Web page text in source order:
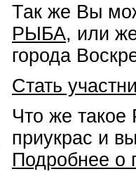
Так же Вы
РЫБА, или
города
Стать
Что же такое
приукрас и
Подробнее о